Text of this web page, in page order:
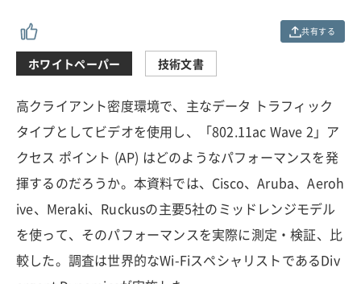
共有する
ホワイトペーパー 技術文書
高クライアント密度環境で、主なデータ トラフィック
タイプとしてビデオを使用し、「802.11ac Wave 2」ア
クセス ポイント (AP) はどのようなパフォーマンスを発
揮するのだろうか。本資料では、Cisco、Aruba、Aeroh
ive、Meraki、Ruckusの主要5社のミッドレンジモデル
を使って、そのパフォーマンスを実際に測定・検証、比
較した。調査は世界的なWi-FiスペシャリストであるDiv